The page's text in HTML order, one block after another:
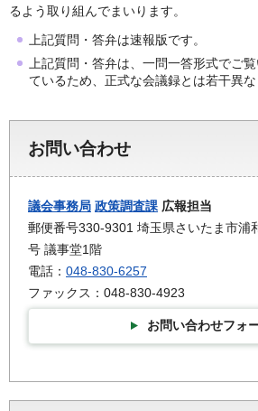
るよう取り組んでまいります。
上記質問・答弁は速報版です。
上記質問・答弁は、一問一答形式でご
ているため、正式な会議録とは若干異な
お問い合わせ
議会事務局 政策調査課 広報担当
郵便番号330-9301 埼玉県さいたま市浦
号 議事堂1階
電話： 048-830-6257
ファックス：048-830-4923
お問い合わせフォ